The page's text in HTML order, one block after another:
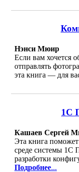
Нэнси Мюир
Если вам хочется
отправлять
эта книга — для
1С
Кашаев Сергей
Эта книга
среде системы 1С
разработки
Подробнее...